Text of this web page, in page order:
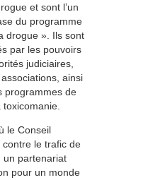
et sont l’un
du programme
drogue ». Ils sont
par les pouvoirs
judiciaires,
ainsi
programmes de
le Conseil
le trafic de
un partenariat
pour un monde